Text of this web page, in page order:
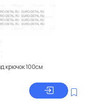
крючок 100см